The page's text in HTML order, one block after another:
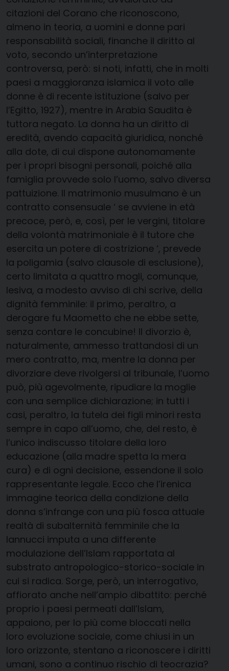
citazioni del Corano che riconoscono,
almeno in teoria, a uomini e donne pari
responsabilità sociali, finanche il diritto al
voto, secondo un’interpretazione
controversa, però: si noti, infatti, che in molti
paesi a maggioranza islamica il voto alle
donne è di recente istituzione (salvo per
l’Egitto, 1927), mentre in Arabia Saudita è
tuttora negato. La donna ha un diritto di
eredità, avendo capacità giuridica, nonché
alla dote, di cui dispone autonomamente
per i propri bisogni personali, poiché alla
famiglia provvede solo l’uomo, salvo diversa
pattuizione. Il matrimonio musulmano è un
contratto consensuale ‘ se avviene in età
precoce, però, e, così, per le vergini, titolare
della volontà matrimoniale è il tutore che
esercita un potere di costrizione ‘, prevede
la poligamia (salvo clausole di esclusione),
certo limitata a quattro mogli, comunque,
lesiva, a modesto avviso di chi scrive, della
dignità femminile: il primo, peraltro, a
derogare fu Maometto che ne ebbe sette,
senza contare le concubine! Il divorzio è,
naturalmente, ammesso trattandosi di un
mero contratto, ma, mentre la donna per
divorziare deve rivolgersi al tribunale, l’uomo
può, più agevolmente, ripudiare la moglie
con una semplice dichiarazione; in tutti i
casi, peraltro, la tutela dei figli minori resta
sempre in capo all’uomo, che, del resto, è
l’unico indiscusso titolare della loro
educazione (alla madre spetta la mera
cura) e di ogni decisione, essendone il solo
rappresentante legale. Ecco che l’irenica
immagine teorica della condizione della
donna s’infrange con una più fosca attuale
realtà di subalternità femminile che la
Iannucci imputa a una differente
modulazione dell’Islam rapportata al
substrato antropologico-storico-sociale in
cui si radica. Sorge, però, un interrogativo,
affiorato anche nell’ampio dibattito: perché
proprio i paesi permeati dall’Islam,
appaiono, per lo più come bloccati nella
loro evoluzione sociale, come chiusi in un
loro orizzonte, stentano a riconoscere i diritti
umani, sono a continuo rischio di teocrazia?